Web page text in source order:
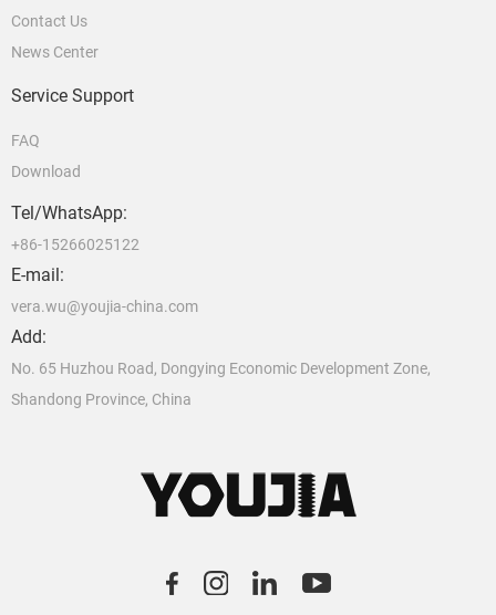
Contact Us
News Center
Service Support
FAQ
Download
Tel/WhatsApp:
+86-15266025122
E-mail:
vera.wu@youjia-china.com
Add:
No. 65 Huzhou Road, Dongying Economic Development Zone,
Shandong Province, China